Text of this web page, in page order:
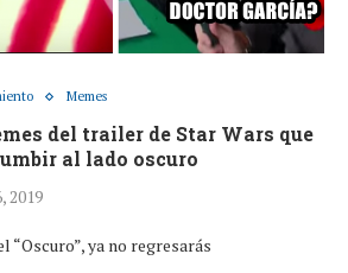
Memes
del trailer de Star Wars que
al lado oscuro
2019
“Oscuro”, ya no regresarás